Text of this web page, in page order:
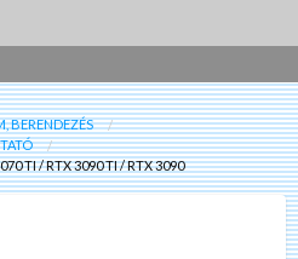
BERENDEZÉS
TI / RTX 3090 TI / RTX 3090